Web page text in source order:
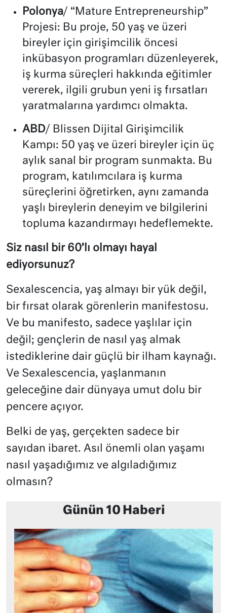
Polonya/ “Mature Entrepreneurship”
Projesi: Bu proje, 50 yaş ve üzeri
bireyler için girişimcilik öncesi
inkübasyon programları düzenleyerek,
iş kurma süreçleri hakkında eğitimler
vererek, ilgili grubun yeni iş fırsatları
yaratmalarına yardımcı olmakta.
ABD/ Blissen Dijital Girişimcilik
Kampı: 50 yaş ve üzeri bireyler için üç
aylık sanal bir program sunmakta. Bu
program, katılımcılara iş kurma
süreçlerini öğretirken, aynı zamanda
yaşlı bireylerin deneyim ve bilgilerini
topluma kazandırmayı hedeflemekte.
Siz nasıl bir 60’lı olmayı hayal
ediyorsunuz?
Sexalescencia, yaş almayı bir yük değil,
bir fırsat olarak görenlerin manifestosu.
Ve bu manifesto, sadece yaşlılar için
değil; gençlerin de nasıl yaş almak
istediklerine dair güçlü bir ilham kaynağı.
Ve Sexalescencia, yaşlanmanın
geleceğine dair dünyaya umut dolu bir
pencere açıyor.
Belki de yaş, gerçekten sadece bir
sayıdan ibaret. Asıl önemli olan yaşamı
nasıl yaşadığımız ve algıladığımız
olmasın?
Günün 10 Haberi